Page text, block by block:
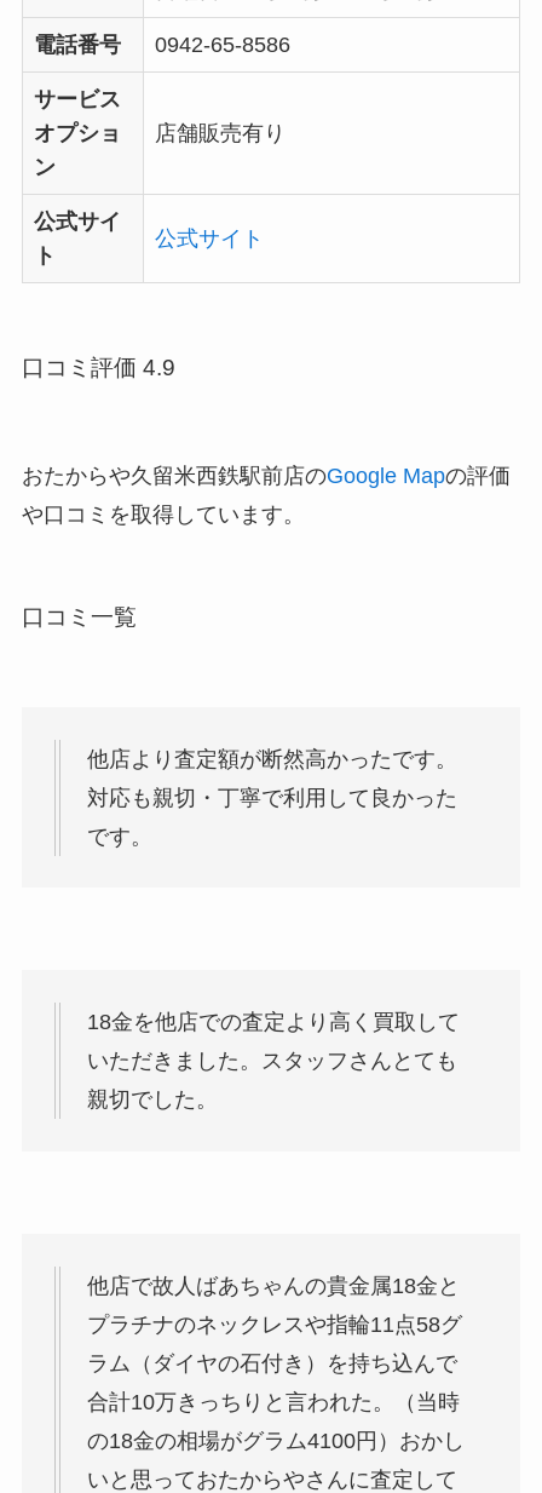
電話番号 0942-65-8586
サービス
オプショ
ン
店舗販売有り
公式サイ
ト
公式サイト
口コミ評価 4.9
おたからや久留米西鉄駅前店のGoogle Mapの評価
や口コミを取得しています。
口コミ一覧
他店より査定額が断然高かったです。
対応も親切・丁寧で利用して良かった
です。
18金を他店での査定より高く買取して
いただきました。スタッフさんとても
親切でした。
他店で故人ばあちゃんの貴金属18金と
プラチナのネックレスや指輪11点58グ
ラム（ダイヤの石付き）を持ち込んで
合計10万きっちりと言われた。（当時
の18金の相場がグラム4100円）おかし
いと思っておたからやさんに査定して